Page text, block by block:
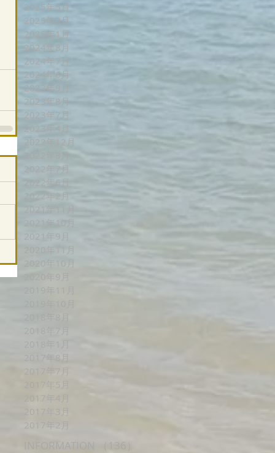
2025年5月
2025年3月
2025年1月
2024年8月
2024年7月
2024年6月
2023年9月
2023年8月
2023年7月
2023年4月
2022年12月
2022年7月
2022年6月
2022年2月
2021年10月
2021年9月
2020年10月
2017年7月
2017年3月
2017年2月
INFORMATION （136）